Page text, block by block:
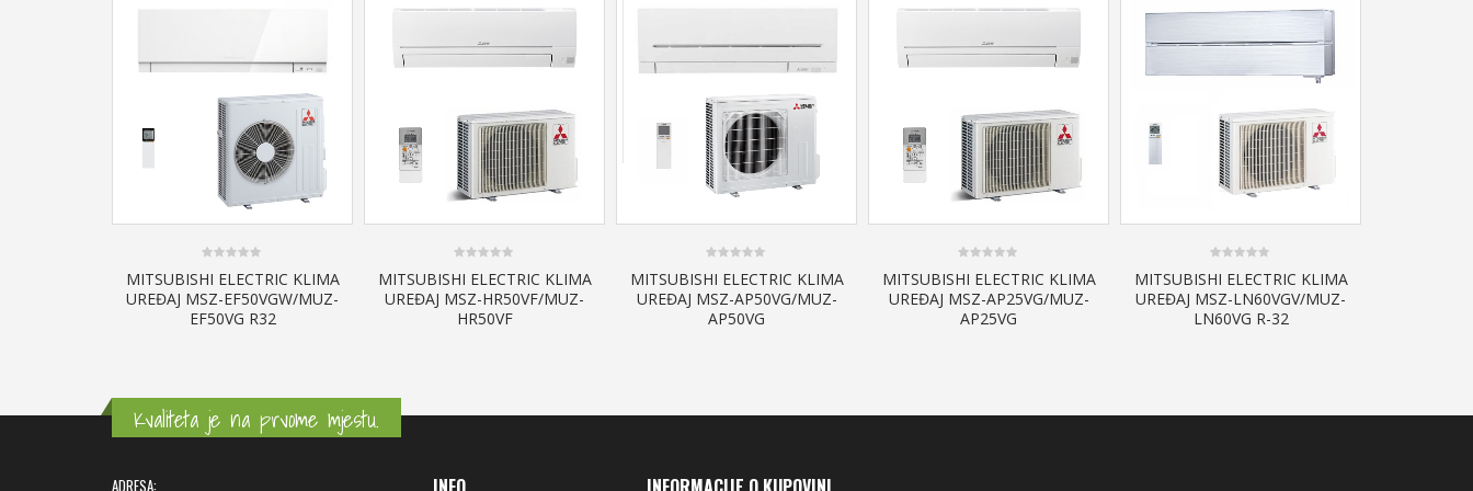
out
of
5
MITSUBISHI ELECTRIC KLIMA
UREĐAJ MSZ-EF50VGW/MUZ-
EF50VG R32
out
of
5
MITSUBISHI ELECTRIC KLIMA
UREĐAJ MSZ-HR50VF/MUZ-
HR50VF
out
of
5
MITSUBISHI ELECTRIC KLIMA
UREĐAJ MSZ-AP50VG/MUZ-
AP50VG
out
of
5
MITSUBISHI ELECTRIC KLIMA
UREĐAJ MSZ-AP25VG/MUZ-
AP25VG
out
of
5
MITSUBISHI ELECTRIC KLIMA
UREĐAJ MSZ-LN60VGV/MUZ-
LN60VG R-32
Kvaliteta je na prvome mjestu.
ADRESA: